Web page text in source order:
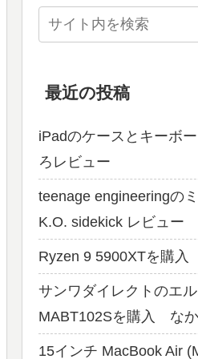
最近の投稿
iPadのケースとキーボ
ろレビュー
teenage engineeringの
K.O. sidekick レビュー
Ryzen 9 5900XTを購入
サンワダイレクトのエ
MABT102Sを購入 なか
15インチ MacBook Air